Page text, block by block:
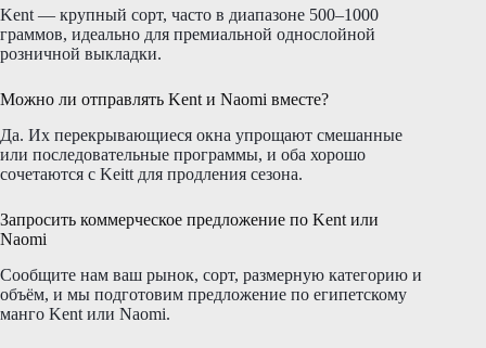
Kent — крупный сорт, часто в диапазоне 500–1000
граммов, идеально для премиальной однослойной
розничной выкладки.
Можно ли отправлять Kent и Naomi вместе?
Да. Их перекрывающиеся окна упрощают смешанные
или последовательные программы, и оба хорошо
сочетаются с Keitt для продления сезона.
Запросить коммерческое предложение по Kent или
Naomi
Сообщите нам ваш рынок, сорт, размерную категорию и
объём, и мы подготовим предложение по египетскому
манго Kent или Naomi.